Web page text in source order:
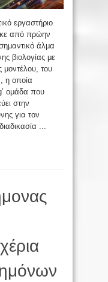
εργαστήριο
από πρώην
άλμα
βιολογίας με
μοντέλου, του
η οποία
ομάδα που
στην
για τον
...